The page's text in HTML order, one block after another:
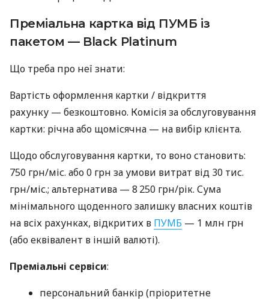
Преміальна картка від ПУМБ із
пакетом — Black Platinum
Що треба про неї знати:
Вартість оформлення картки / відкриття
рахунку — безкоштовно. Комісія за обслуговування
картки: річна або щомісячна — на вибір клієнта.
Щодо обслуговування картки, то воно становить:
750 грн/міс. або 0 грн за умови витрат від 30 тис.
грн/міс.; альтернатива — 8 250 грн/рік. Сума
мінімального щоденного залишку власних коштів
на всіх рахунках, відкритих в ПУМБ — 1 млн грн
(або еквівалент в іншій валюті).
Преміальні сервіси:
персональний банкір (пріоритетне